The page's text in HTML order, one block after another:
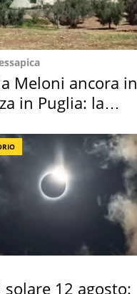
Meloni ancora in
in Puglia: la
solare 12 agosto: